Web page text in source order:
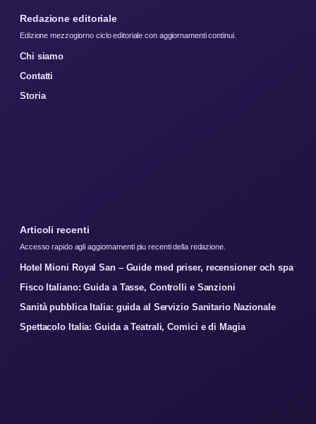
Redazione editoriale
Edizione mezzogiorno ciclo editoriale con aggiornamenti continui.
Chi siamo
Contatti
Storia
Articoli recenti
Accesso rapido agli aggiornamenti piu recenti della redazione.
Hotel Mioni Royal San – Guide med priser, recensioner och spa
Fisco Italiano: Guida a Tasse, Controlli e Sanzioni
Sanità pubblica Italia: guida al Servizio Sanitario Nazionale
Spettacolo Italia: Guida a Teatrali, Comici e di Magia